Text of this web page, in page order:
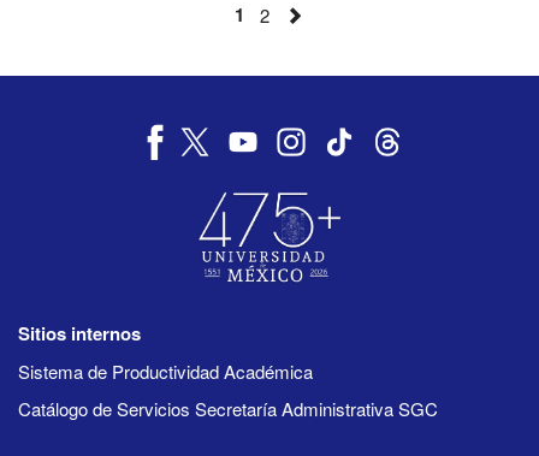
1 2
Sitios internos
Sistema de Productividad Académica
Catálogo de Servicios Secretaría Administrativa SGC